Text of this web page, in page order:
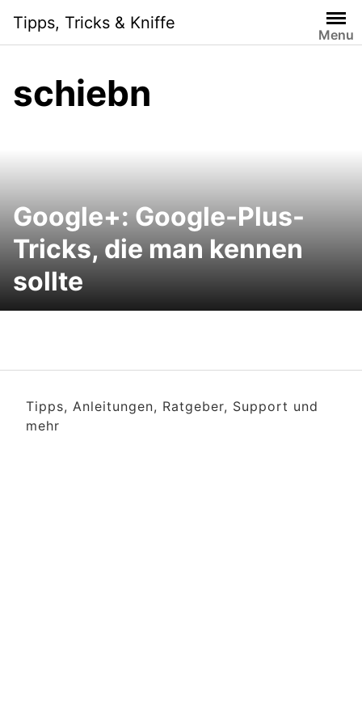
content
Tipps, Tricks & Kniffe
Menu
schiebn
Google+: Google-Plus-
Tricks, die man kennen
sollte
Tipps, Anleitungen, Ratgeber, Support und
mehr